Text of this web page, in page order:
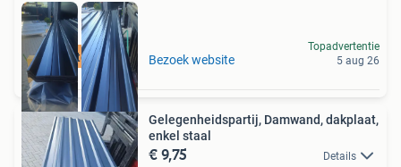
Scherpste prijzen Bezoek website
Topadvertentie
5 aug 26
Gelegenheidspartij, Damwand, dakplaat,
enkel staal
€ 9,75 Details